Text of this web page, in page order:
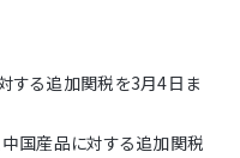
対する追加関税を3月4日ま
中国産品に対する追加関税